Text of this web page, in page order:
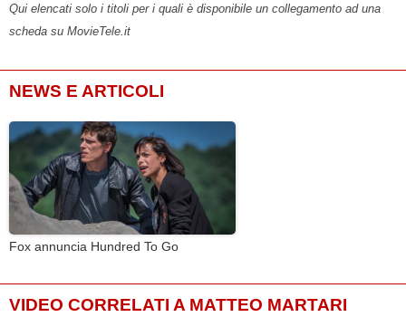
Qui elencati solo i titoli per i quali è disponibile un collegamento ad una
scheda su MovieTele.it
NEWS E ARTICOLI
Fox annuncia Hundred To Go
VIDEO CORRELATI A MATTEO MARTARI